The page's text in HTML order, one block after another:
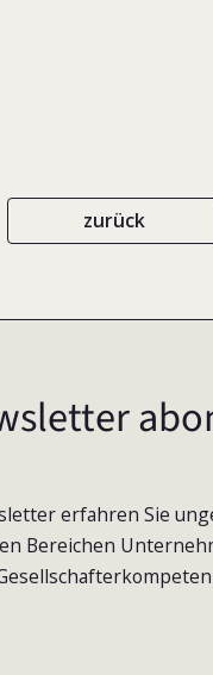
zurück
erfahren Sie
Bereichen